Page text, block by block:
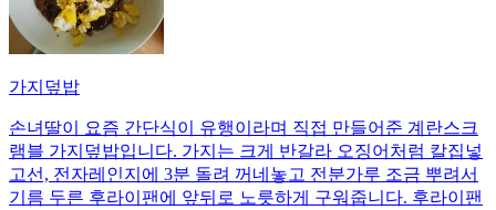
가지덮밥
손녀딸이 요즘 간단식이 유행이라며 직접 만들어준 계란스크
램블 가지덮밥입니다. 가지는 크게 반갈라 오징어처럼 칼집넣
고선, 전자레인지에 3분 돌려 꺼네놓고 전분가루 조금 뿌려서
기름 두른 후라이팬에 앞뒤로 노릇하게 구워줍니다. 후라이팬